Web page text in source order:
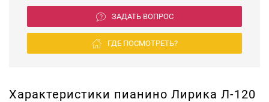
ЗАДАТЬ ВОПРОС
ГДЕ ПОСМОТРЕТЬ?
Характеристики пианино Лирика Л-120